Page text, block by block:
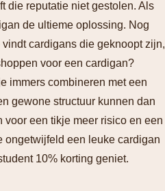
die reputatie niet gestolen. Als
de ultieme oplossing. Nog
cardigans die geknoopt zijn,
voor een cardigan?
immers combineren met een
gewone structuur kunnen dan
een tikje meer risico en een
ongetwijfeld een leuke cardigan
10% korting geniet.